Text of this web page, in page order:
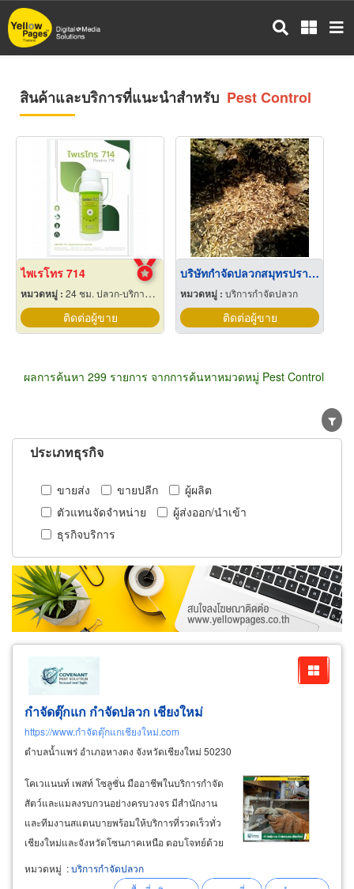
ข้าม
ไป
สินค้าและบริการที่แนะนำสำหรับ Pest Control
ไพเรโทร 714
หมวดหมู่ : 24 ชม. ปลวก-บริการกำจัด
ติดต่อผู้ขาย
บริษัทกำจัดปลวกสมุทรปราการ
หมวดหมู่ :บริการกำจัดปลวก
ติดต่อผู้ขาย
ผลการค้นหา 299 รายการ จากการค้นหาหมวดหมู่ Pest Control
ประเภทธุรกิจ
ขายส่ง ขายปลีก
ผู้ผลิต
ตัวแทนจัดจำหน่าย
ผู้ส่งออก/นำเข้า
ธุรกิจบริการ
กำจัดตุ๊กแก กำจัดปลวก เชียงใหม่
https://www.กำจัดตุ๊กแกเชียงใหม่.com
ตำบลน้ำแพร่ อำเภอหางดง จังหวัดเชียงใหม่ 50230
โคเวแนนท์ เพสท์ โซลูชั่น มืออาชีพในบริการกำจัด
สัตว์และแมลงรบกวนอย่างครบวงจร มีสำนักงาน
และทีมงานสแตนบายพร้อมให้บริการที่รวดเร็วทั่ว
เชียงใหม่และจังหวัดโซนภาคเหนือ ตอบโจทย์ด้วย
บริการที่โดดเด่น ดังต่อไปนี้ บริการกำจัดและไล่
ตุ๊กแกด่วนในเชียงใหม่-ภาคเหนือ ปลอดภัยด้วย
หมวดหมู่ :บริการกำจัดปลวก